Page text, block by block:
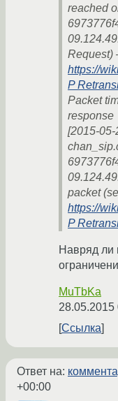
reached
https://
P
Packet
response
[2015-05-
packet
https://
P
Навряд ли
MuTbKa
28.05.2015
Ссылка
Ответ на:
+00:00